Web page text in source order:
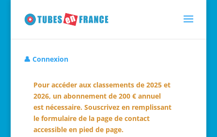
👤 Connexion
Pour accéder aux classements de 2025 et
2026, un abonnement de 200 € annuel
est nécessaire. Souscrivez en remplissant
le formulaire de la page de contact
accessible en pied de page.